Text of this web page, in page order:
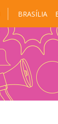
BRASÍLIA